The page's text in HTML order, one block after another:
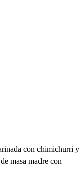
con chimichurri y
masa madre con